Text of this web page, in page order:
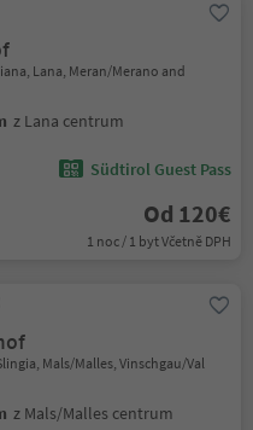
Lana, Meran/Merano and
z Lana centrum
Südtirol Guest Pass
Od 120€
1 noc / 1 byt Včetně DPH
Mals/Malles, Vinschgau/Val
z Mals/Malles centrum